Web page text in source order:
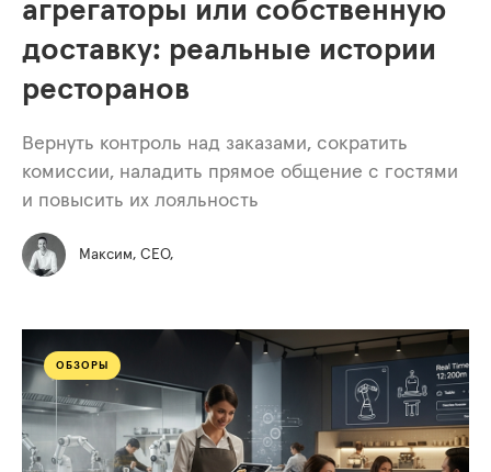
агрегаторы или собственную
доставку: реальные истории
ресторанов
Вернуть контроль над заказами, сократить
комиссии, наладить прямое общение с гостями
и повысить их лояльность
Максим, СЕО,
ОБЗОРЫ